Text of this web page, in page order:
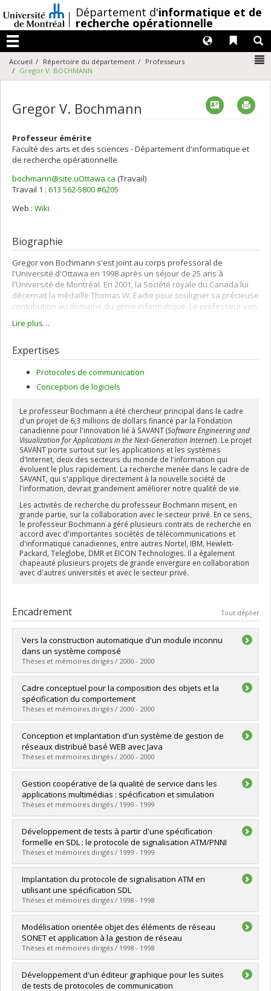
au
contenu
/Département d'informatique et de
recherche opérationnelle
Menu
Liens
Langues
Accueil Répertoire du département
Professeurs
Gregor V. BOCHMANN
Gregor V. Bochmann Vcard
Professeur émérite
Faculté des arts et des sciences - Département d'informatique et
de recherche opérationnelle
Courriels
bochmann@site.uOttawa.ca (Travail)
Travail 1 : 613 562-5800 #6205
Web : Wiki
Biographie
Gregor von Bochmann s'est joint au corps professoral de
l'Université d'Ottawa en 1998 après un séjour de 25 ans à
l'Université de Montréal. En 2001, la Société royale du Canada lui
décernait la médaille Thomas W. Eadie pour souligner sa précieuse
contribution au domaine du génie informatique. Le professeur von
en 1997. Il a remporté le Prix d'excellence en recherche George-S.-
Lire plus…
Expertises
Protocoles de communication
Conception de logiciels
Le professeur Bochmann a été chercheur principal dans le cadre
d'un projet de 6,3 millions de dollars financé par la Fondation
canadienne pour l'innovation lié à SAVANT (Software Engineering and
Visualization for Applications in the Next-Generation Internet). Le projet
SAVANT porte surtout sur les applications et les systèmes
d'Internet, deux des secteurs du monde de l'information qui
évoluent le plus rapidement. La recherche menée dans le cadre de
SAVANT, qui s'applique directement à la nouvelle société de
l'information, devrait grandement améliorer notre qualité de vie.
Les activités de recherche du professeur Bochmann misent, en
grande partie, sur la collaboration avec le secteur privé. En ce sens,
le professeur Bochmann a géré plusieurs contrats de recherche en
accord avec d'importantes sociétés de télécommunications et
d'informatique canadiennes, entre autres Nortel, IBM, Hewlett-
Packard, Teleglobe, DMR et EICON Technologies. Il a également
chapeauté plusieurs projets de grande envergure en collaboration
avec d'autres universités et avec le secteur privé.
Encadrement Tout déplier
Vers la construction automatique d'un module inconnu
dans un système composé
Thèses et mémoires dirigés / 2000 - 2000
Diplômé(e) :Drissi, Jawad
Cycle :Doctorat
Diplôme obtenu :Ph. D.
Lien vers le document dans Papyrus
Cadre conceptuel pour la composition des objets et la
spécification du comportement
Thèses et mémoires dirigés / 2000 - 2000
Diplômé(e) :Ramazani, Dunia
Cycle :Doctorat
Diplôme obtenu :Ph. D.
Lien vers le document dans Papyrus
Conception et implantation d'un système de gestion de
réseaux distribué basé WEB avec Java
Thèses et mémoires dirigés / 2000 - 2000
Diplômé(e) :Ghlamallah, Adel
Cycle :Maîtrise
Diplôme obtenu :M. Sc.
Lien vers le document dans Papyrus
Gestion coopérative de la qualité de service dans les
applications multimédias : spécification et simulation
Thèses et mémoires dirigés / 1999 - 1999
Diplômé(e) :Mekouar, Loubna
Cycle :Maîtrise
Diplôme obtenu :M. Sc.
Lien vers le document dans Papyrus
Développement de tests à partir d'une spécification
formelle en SDL : le protocole de signalisation ATM/PNNI
Thèses et mémoires dirigés / 1999 - 1999
Diplômé(e) :Maguiraga, Saoudatou
Cycle :Maîtrise
Diplôme obtenu :M. Sc.
Lien vers le document dans Papyrus
Implantation du protocole de signalisation ATM en
utilisant une spécification SDL
Thèses et mémoires dirigés / 1998 - 1998
Diplômé(e) : Marcoci, Roxana-Irina
Cycle :Maîtrise
Diplôme obtenu :M. Sc.
Lien vers le document dans Papyrus
Modélisation orientée objet des éléments de réseau
SONET et application à la gestion de réseau
Thèses et mémoires dirigés / 1998 - 1998
Diplômé(e) :Chaker, Kamel Yahia
Cycle :Maîtrise
Développement d'un éditeur graphique pour les suites
de tests de protocoles de communication